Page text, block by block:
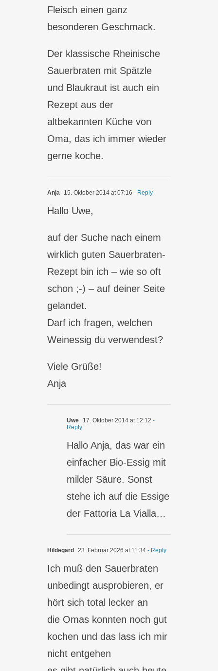
Fleisch einen ganz
besonderen Geschmack.
Der klassische Rheinische
Sauerbraten mit Spätzle
und Blaukraut ist auch ein
Rezept aus der
altbekannten Küche von
Oma, das ich immer wieder
gerne koche.
Anja 15. Oktober 2014 at 07:16 - Reply
Hallo Uwe,
auf der Suche nach einem
wirklich guten Sauerbraten-
Rezept bin ich – wie so oft
schon ;-) – auf deiner Seite
gelandet.
Darf ich fragen, welchen
Weinessig du verwendest?
Viele Grüße!
Anja
Uwe 17. Oktober 2014 at 12:12 -
Reply
Hallo Anja, das war ein
einfacher Bio-Essig mit
milder Säure. Sonst
stehe ich auf die Essige
der Fattoria La Vialla…
Hildegard 23. Februar 2026 at 11:34 - Reply
Ich muß den Sauerbraten
unbedingt ausprobieren, er
hört sich total lecker an
die Omas konnten noch gut
kochen und das lass ich mir
nicht entgehen